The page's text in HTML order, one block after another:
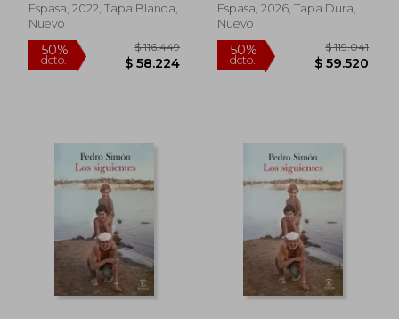
Espasa, 2022, Tapa Blanda,
Nuevo
50% $ 116.449
Espasa, 2026, Tapa Dura,
Nuevo
50%